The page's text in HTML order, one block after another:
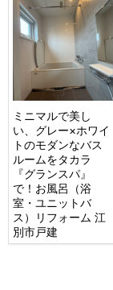
ミニマルで美し
い、グレー×ホワイ
トのモダンなバス
ルームをタカラ
『グランスパ』
で！お風呂（浴
室・ユニットバ
ス）リフォーム 江
別市戸建